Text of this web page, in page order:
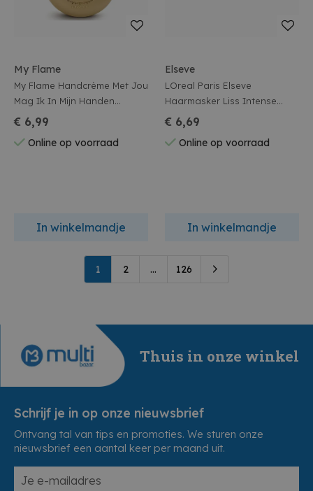
My Flame
My Flame Handcrème Met Jou
Mag Ik In Mijn Handen
Knijpen
€ 6,99
Online op voorraad
In winkelmandje
Elseve
LOreal Paris Elseve
Haarmasker Liss Intense
Arganolie 300ml
€ 6,69
Online op voorraad
In winkelmandje
1 2 ... 126
Thuis in onze winkel
Schrijf je in op onze nieuwsbrief
Ontvang tal van tips en promoties. We sturen onze
nieuwsbrief een aantal keer per maand uit.